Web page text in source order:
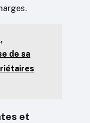
de sa
et